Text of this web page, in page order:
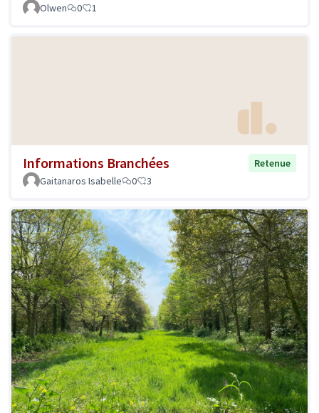
Olwen 0 1
Informations Branchées
Retenue
Gaitanaros Isabelle
0 3